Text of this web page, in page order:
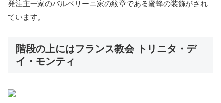
発注主一家のバルベリーニ家の紋章である蜜蜂の装飾がされ
ています。
階段の上にはフランス教会 トリニタ・デ
イ・モンティ